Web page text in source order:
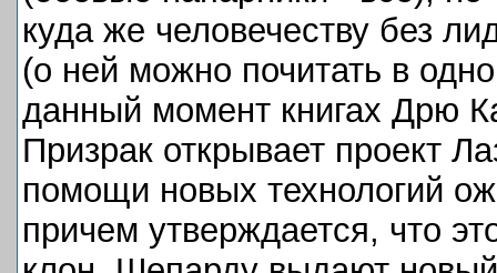
куда же человечеству без
(о ней можно почитать в
данный момент книгах Дрю
Призрак открывает проект
помощи новых технологий
причем утверждается, что